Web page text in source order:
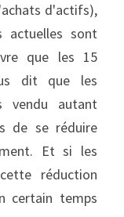
d'actifs),
actuelles sont
que les 15
dit que les
vendu autant
de se réduire
Et si les
réduction
certain temps